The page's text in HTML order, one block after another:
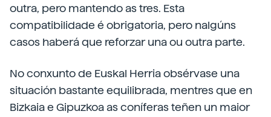
outra, pero mantendo as tres. Esta
compatibilidade é obrigatoria, pero nalgúns
casos haberá que reforzar una ou outra parte.
No conxunto de Euskal Herria obsérvase una
situación bastante equilibrada, mentres que en
Bizkaia e Gipuzkoa as coníferas teñen un maior